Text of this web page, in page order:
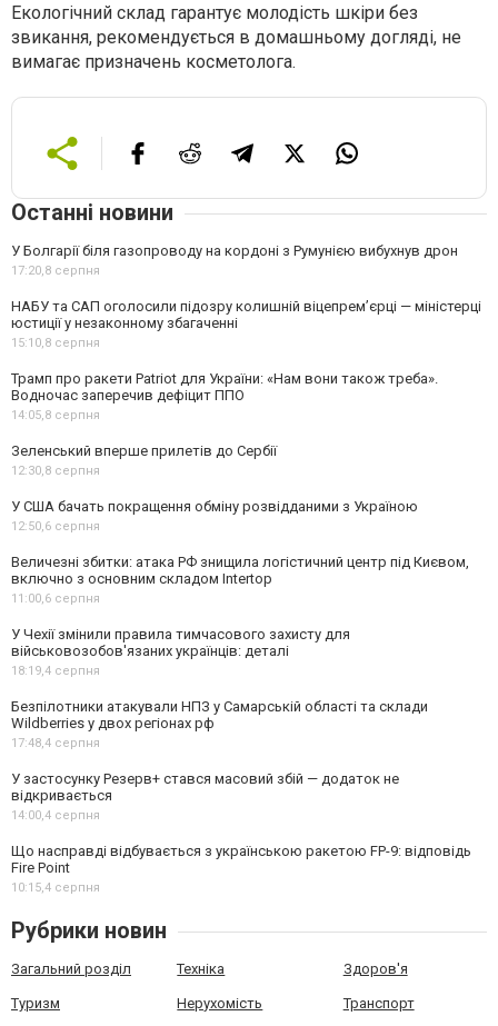
Екологічний склад гарантує молодість шкіри без
звикання, рекомендується в домашньому догляді, не
вимагає призначень косметолога.
Останні новини
У Болгарії біля газопроводу на кордоні з Румунією вибухнув дрон
17:20,8 серпня
НАБУ та САП оголосили підозру колишній віцепрем’єрці — міністерці
юстиції у незаконному збагаченні
15:10,8 серпня
Трамп про ракети Patriot для України: «Нам вони також треба».
Водночас заперечив дефіцит ППО
14:05,8 серпня
Зеленський вперше прилетів до Сербії
12:30,8 серпня
У США бачать покращення обміну розвідданими з Україною
12:50,6 серпня
Величезні збитки: атака РФ знищила логістичний центр під Києвом,
включно з основним складом Intertop
11:00,6 серпня
У Чехії змінили правила тимчасового захисту для
військовозобов'язаних українців: деталі
18:19,4 серпня
Безпілотники атакували НПЗ у Самарській області та склади
Wildberries у двох регіонах рф
17:48,4 серпня
У застосунку Резерв+ стався масовий збій — додаток не
відкривається
14:00,4 серпня
Що насправді відбувається з українською ракетою FP-9: відповідь
Fire Point
10:15,4 серпня
Рубрики новин
Загальний розділ Техніка Здоров'я
Туризм Нерухомість Транспорт